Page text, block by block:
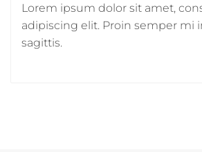
Lorem ipsum dolor sit amet,
adipiscing elit. Proin semper mi
sagittis.